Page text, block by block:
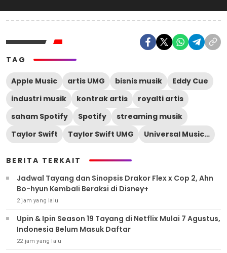
TAG
Apple Music artis UMG bisnis musik
Eddy Cue
industri musik
kontrak artis
royalti artis
saham Spotify
Spotify
streaming musik
Taylor Swift
Taylor Swift UMG Universal Music Group
BERITA TERKAIT
Jadwal Tayang dan Sinopsis Drakor Flex x Cop 2, Ahn
Bo-hyun Kembali Beraksi di Disney+
2 jam yang lalu
Upin & Ipin Season 19 Tayang di Netflix Mulai 7 Agustus,
Indonesia Belum Masuk Daftar
22 jam yang lalu